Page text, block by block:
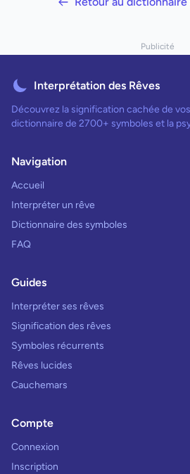
Publicité
Interprétation des Rêves
Découvrez la signification cachée de
dictionnaire de 2700+ symboles et la
Navigation
Accueil
Interpréter un rêve
Dictionnaire des symboles
FAQ
Guides
Interpréter ses rêves
Signification des rêves
Symboles récurrents
Rêves lucides
Cauchemars
Compte
Connexion
Inscription